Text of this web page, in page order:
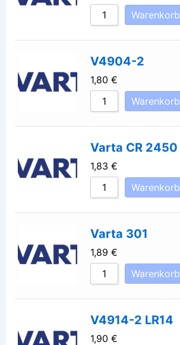
Warenkorb
V4904-2
1,80 €
Warenkorb
Varta CR 2450
1,83 €
Warenkorb
Varta 301
1,89 €
Warenkorb
V4914-2 LR14
1,90 €